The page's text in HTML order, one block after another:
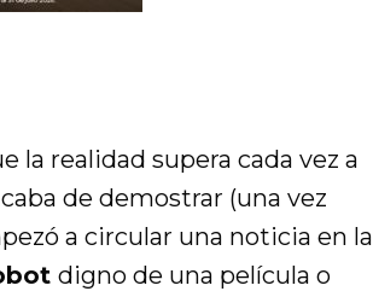
la realidad supera cada vez a
de demostrar (una vez
a circular una noticia en la
digno de una película o